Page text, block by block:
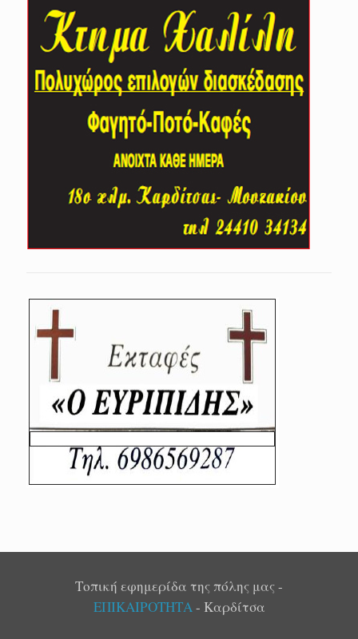
Τοπική εφημερίδα της πόλης μας -
ΕΠΙΚΑΙΡΟΤΗΤΑ- Καρδίτσα